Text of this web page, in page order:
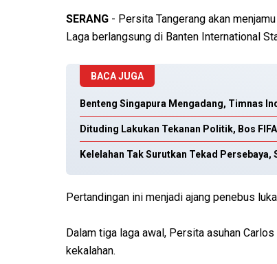
SERANG - Persita Tangerang akan
Laga berlangsung di Banten International
BACA JUGA
Benteng Singapura Mengadang, Timnas
Dituding Lakukan Tekanan Politik, Bos
Kelelahan Tak Surutkan Tekad Persebaya,
Pertandingan ini menjadi ajang penebus
Dalam tiga laga awal, Persita asuhan
kekalahan.